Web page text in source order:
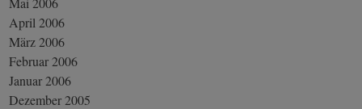
April 2006
März 2006
Februar 2006
Januar 2006
Dezember 2005